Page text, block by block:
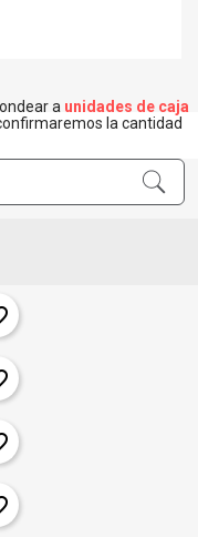
a unidades de caja
la cantidad